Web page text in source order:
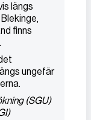
längs
finns
ungefär
(SGU)